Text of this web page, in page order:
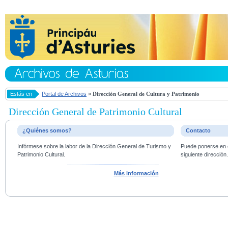
Estás en Portal de Archivos » Dirección General de Cultura y Patrimonio
Dirección General de Patrimonio Cultural
¿Quiénes somos?
Infórmese sobre la labor de la Dirección General de Turismo y
Patrimonio Cultural.
Más información
Contacto
Puede ponerse
siguiente dirección.